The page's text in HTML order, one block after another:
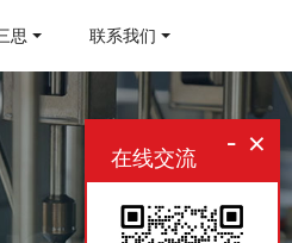
思 联系我们
×
-
在线交流